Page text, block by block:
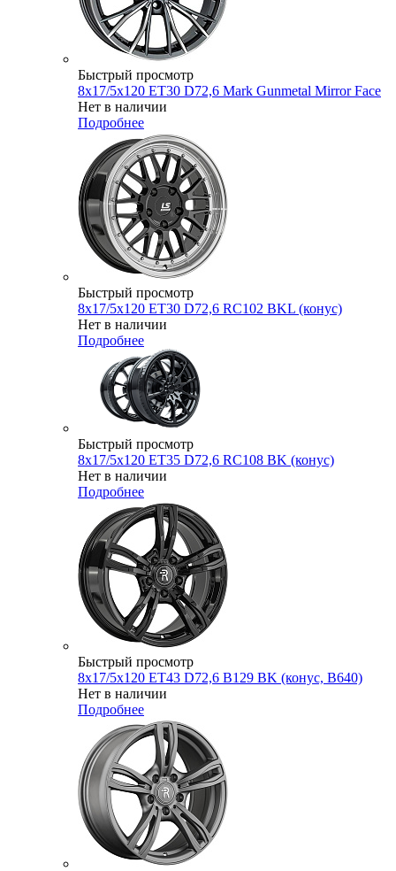
Быстрый просмотр
8x17/5x120 ET30 D72,6 Mark Gunmetal Mirror Face
Нет в наличии
Подробнее
Быстрый просмотр
8x17/5x120 ET30 D72,6 RC102 BKL (конус)
Нет в наличии
Подробнее
Быстрый просмотр
8x17/5x120 ET35 D72,6 RC108 BK (конус)
Нет в наличии
Подробнее
Быстрый просмотр
8x17/5x120 ET43 D72,6 B129 BK (конус, B640)
Нет в наличии
Подробнее